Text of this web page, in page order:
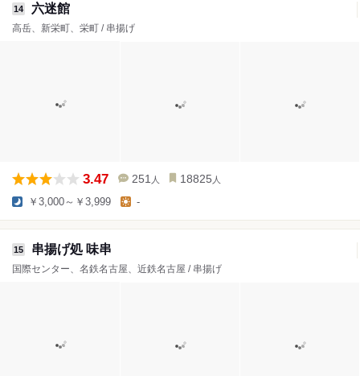
14 六迷館
高岳、新栄町、栄町 / 串揚げ
3.47 251 人 18825 人
￥3,000～￥3,999 -
15 串揚げ処 味串
国際センター、名鉄名古屋、近鉄名古屋 / 串揚げ